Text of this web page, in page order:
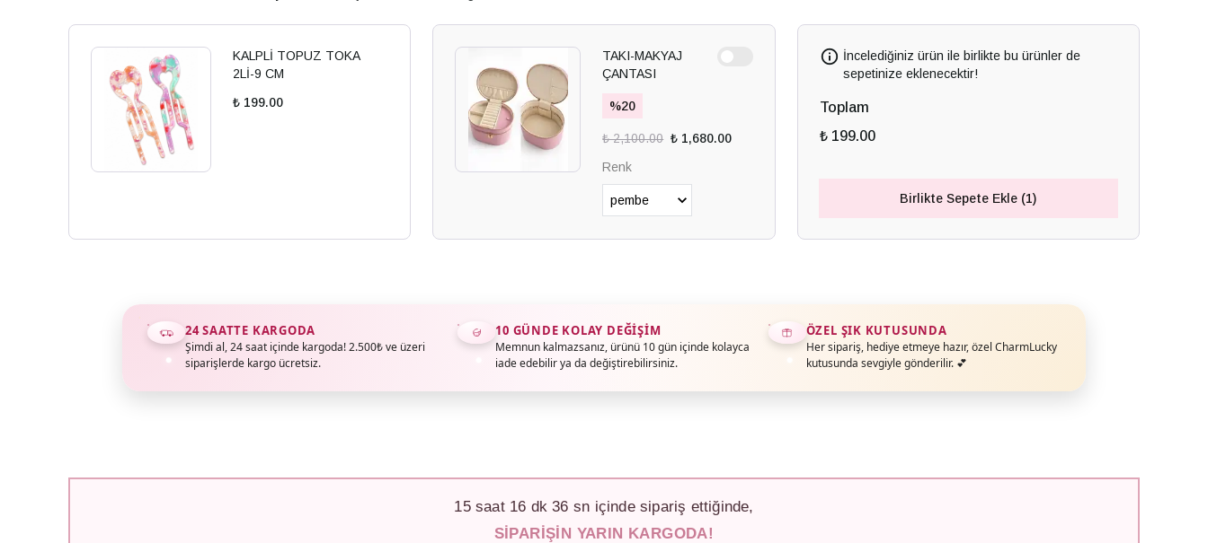
KALPLİ TOPUZ TOKA
2Lİ-9 CM
₺ 199.00
TAKI-MAKYAJ
ÇANTASI
%20
₺ 2,100.00 ₺ 1,680.00
Renk
İncelediğiniz ürün ile birlikte bu ürünler de
sepetinize eklenecektir!
Toplam
₺ 199.00
Birlikte Sepete Ekle (1)
24 SAATTE KARGODA
Şimdi al, 24 saat içinde kargoda! 2.500₺ ve üzeri
siparişlerde kargo ücretsiz.
10 GÜNDE KOLAY DEĞIŞIM
Memnun kalmazsanız, ürünü 10 gün içinde kolayca
iade edebilir ya da değiştirebilirsiniz.
ÖZEL ŞIK KUTUSUNDA
Her sipariş, hediye etmeye hazır, özel CharmLucky
kutusunda sevgiyle gönderilir. 💕
15saat 16 dk34 sn içinde sipariş ettiğinde,
SIPARIŞIN YARIN KARGODA!